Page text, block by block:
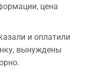
цена
и оплатили
вынуждены